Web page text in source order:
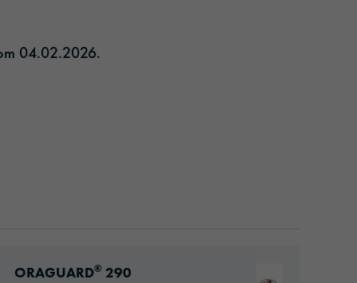
04.02.2026.​
ORAGUARD® 290